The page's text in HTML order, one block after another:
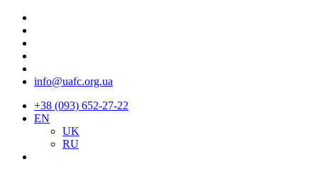
info@uafc.org.ua
+38 (093) 652-27-22
EN
UK
RU